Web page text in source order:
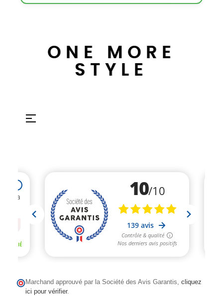
ONE MORE
STYLE
Basculer
☰
Marchand approuvé par la Société des Avis Garantis, cliquez
ici pour vérifier.